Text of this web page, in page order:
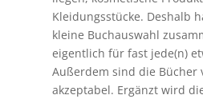
Kleidungsstücke. Deshalb
kleine Buchauswahl
eigentlich für fast jede(n)
Außerdem sind die Bücher
akzeptabel. Ergänzt wird